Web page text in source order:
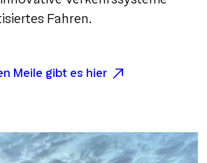
Fahren.
Meile gibt es hier